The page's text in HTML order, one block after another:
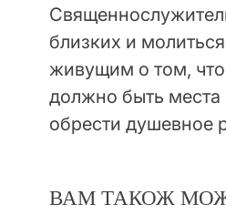
близких и
живущим о том, что
должно быть
обрести душевное
ВАМ ТАКОЖ